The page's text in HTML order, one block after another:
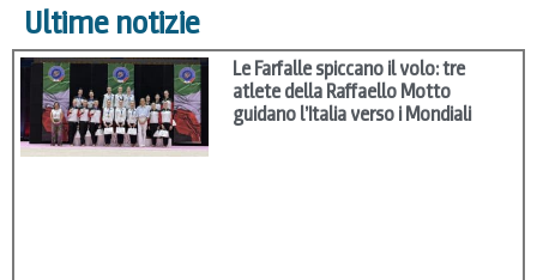
Ultime notizie
Le Farfalle spiccano il volo: tre
atlete della Raffaello Motto
guidano l’Italia verso i Mondiali